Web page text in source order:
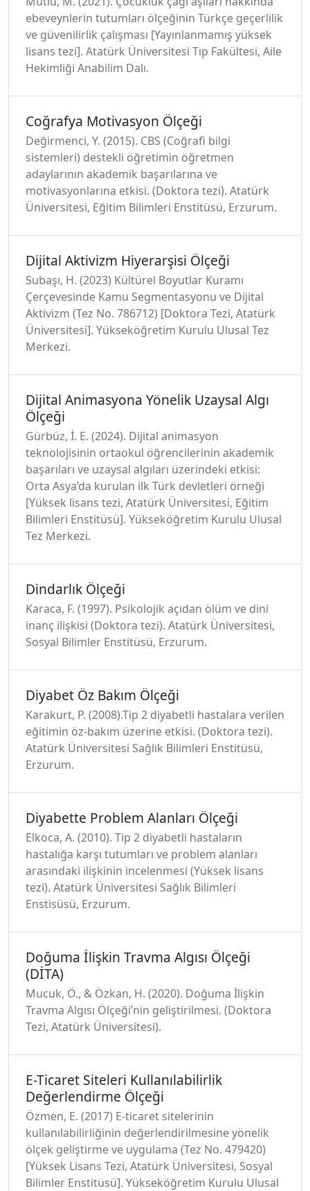
ebeveynlerin tutumları ölçeğinin Türkçe geçerlilik
ve güvenilirlik çalışması [Yayınlanmamış yüksek
lisans tezi]. Atatürk Üniversitesi Tıp Fakültesi, Aile
Hekimliği Anabilim Dalı.
Coğrafya Motivasyon Ölçeği
Değirmenci, Y. (2015). CBS (Coğrafi bilgi
sistemleri) destekli öğretimin öğretmen
adaylarının akademik başarılarına ve
motivasyonlarına etkisi. (Doktora tezi). Atatürk
Üniversitesi, Eğitim Bilimleri Enstitüsü, Erzurum.
Dijital Aktivizm Hiyerarşisi Ölçeği
Subaşı, H. (2023) Kültürel Boyutlar Kuramı
Çerçevesinde Kamu Segmentasyonu ve Dijital
Aktivizm (Tez No. 786712) [Doktora Tezi, Atatürk
Üniversitesi]. Yükseköğretim Kurulu Ulusal Tez
Merkezi.
Dijital Animasyona Yönelik Uzaysal Algı
Ölçeği
Gürbüz, İ. E. (2024). Dijital animasyon
teknolojisinin ortaokul öğrencilerinin akademik
başarıları ve uzaysal algıları üzerindeki etkisi:
Orta Asya’da kurulan ilk Türk devletleri örneği
[Yüksek lisans tezi, Atatürk Üniversitesi, Eğitim
Bilimleri Enstitüsü]. Yükseköğretim Kurulu Ulusal
Tez Merkezi.
Dindarlık Ölçeği
Karaca, F. (1997). Psikolojik açıdan ölüm ve dini
inanç ilişkisi (Doktora tezi). Atatürk Üniversitesi,
Sosyal Bilimler Enstitüsü, Erzurum.
Diyabet Öz Bakım Ölçeği
Karakurt, P. (2008).Tip 2 diyabetli hastalara verilen
eğitimin öz-bakım üzerine etkisi. (Doktora tezi).
Atatürk Üniversitesi Sağlık Bilimleri Enstitüsü,
Erzurum.
Diyabette Problem Alanları Ölçeği
Elkoca, A. (2010). Tip 2 diyabetli hastaların
hastalığa karşı tutumları ve problem alanları
arasındaki ilişkinin incelenmesi (Yüksek lisans
tezi). Atatürk Üniversitesi Sağlık Bilimleri
Enstisüsü, Erzurum.
Doğuma İlişkin Travma Algısı Ölçeği
(DİTA)
Mucuk, Ö., & Özkan, H. (2020). Doğuma İlişkin
Travma Algısı Ölçeği’nin geliştirilmesi. (Doktora
Tezi, Atatürk Üniversitesi).
E-Ticaret Siteleri Kullanılabilirlik
Değerlendirme Ölçeği
Özmen, E. (2017) E-ticaret sitelerinin
kullanılabilirliğinin değerlendirilmesine yönelik
ölçek geliştirme ve uygulama (Tez No. 479420)
[Yüksek Lisans Tezi, Atatürk Üniversitesi, Sosyal
Bilimler Enstitüsü]. Yükseköğretim Kurulu Ulusal